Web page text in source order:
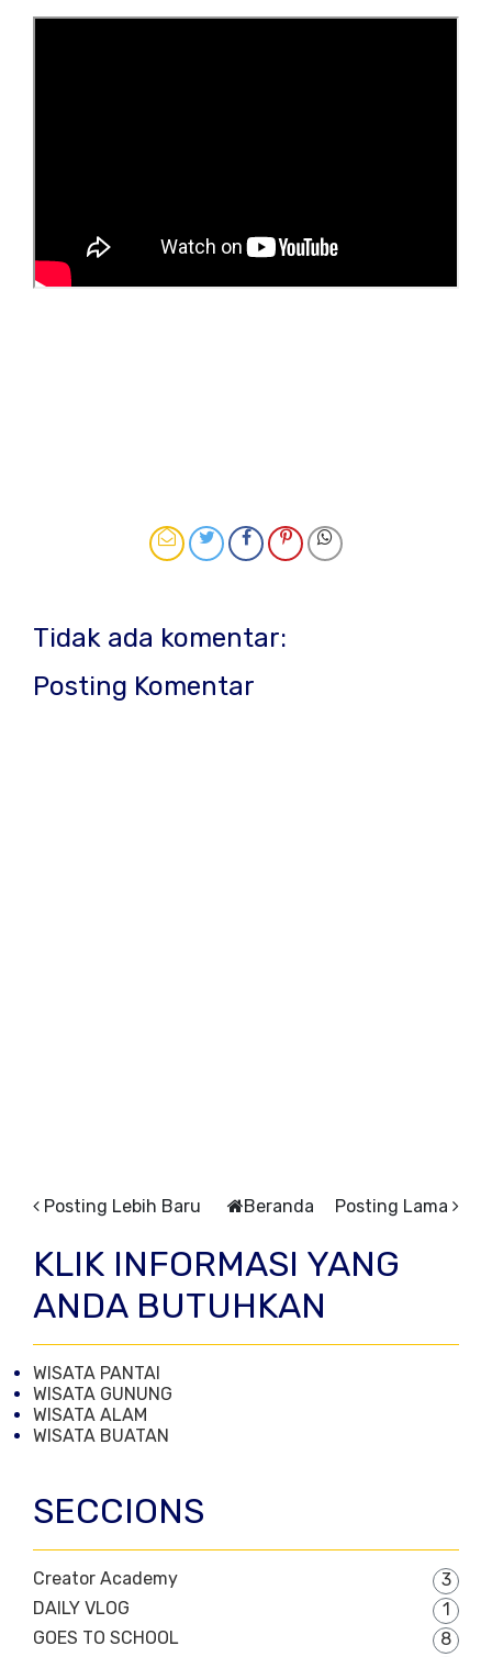
Tidak ada komentar:
Posting Komentar
Posting Lebih Baru Posting Lama
Beranda
KLIK INFORMASI YANG
ANDA BUTUHKAN
WISATA PANTAI
WISATA GUNUNG
WISATA ALAM
WISATA BUATAN
SECCIONS
Creator Academy
3
DAILY VLOG
1
GOES TO SCHOOL
8